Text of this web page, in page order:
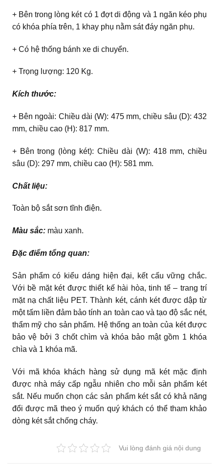
+ Bên trong lòng két có 1 đợt di động và 1 ngăn kéo phụ
có khóa phía trên, 1 khay phụ nằm sát đáy ngăn phụ.
+ Có hệ thống bánh xe di chuyển.
+ Trọng lượng: 120 Kg.
Kích thước:
+ Bên ngoài: Chiều dài (W): 475 mm, chiều sâu (D): 432
mm, chiều cao (H): 817 mm.
+ Bên trong (lòng két): Chiều dài (W): 418 mm, chiều
sâu (D): 297 mm, chiều cao (H): 581 mm.
Chất liệu:
Toàn bộ sắt sơn tĩnh điện.
Màu sắc: màu xanh.
Đặc điểm tổng quan:
Sản phẩm có kiểu dáng hiện đại, kết cấu vững chắc.
Với bề mặt két được thiết kế hài hòa, tinh tế – trang trí
mặt nạ chất liệu PET. Thành két, cánh két được dập từ
một tấm liền đảm bảo tính an toàn cao và tạo độ sắc nét,
thẩm mỹ cho sản phẩm. Hệ thống an toàn của két được
bảo vệ bởi 3 chốt chìm và khóa bảo mật gồm 1 khóa
chìa và 1 khóa mã.
Với mã khóa khách hàng sử dụng mã két mặc định
được nhà máy cấp ngẫu nhiên cho mỗi sản phẩm két
sắt. Nếu muốn chọn các sản phẩm két sắt có khả năng
đổi được mã theo ý muốn quý khách có thể tham khảo
dòng két sắt chống cháy.
Vui lòng đánh giá nội dung